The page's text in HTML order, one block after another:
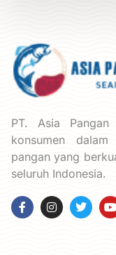
PT. Asia
konsumen
pangan yang
seluruh Indonesia.